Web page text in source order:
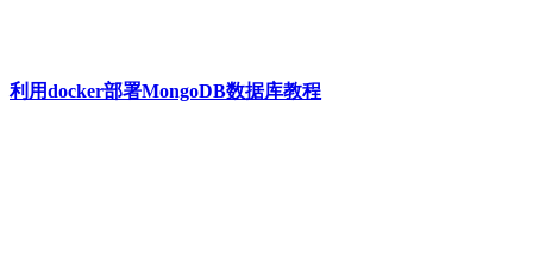
利用docker部署MongoDB数据库教程